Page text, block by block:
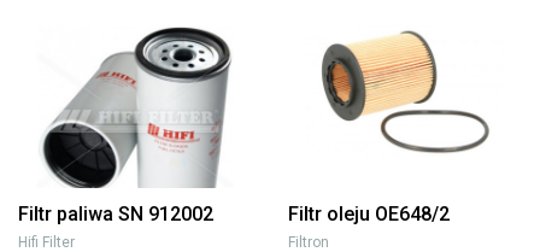
Filtr paliwa SN 912002
Hifi Filter
Filtr oleju OE648/2
Filtron